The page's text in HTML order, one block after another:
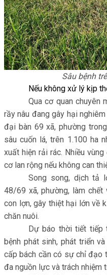
Sâu bệnh
Nếu không xử lý kịp
Qua cơ quan chuyên
rầy nâu đang gây hại
đại bàn 69 xã, phường
sâu cuốn lá, trên 1.100 ha
xuất hiện rải rác. Nhiều
cơ lan rộng nếu không can
Song song, dịch tả
48/69 xã, phường, làm
con lợn, gây thiệt hại lớn về
chăn nuôi.
Dự báo thời tiết tiếp
bệnh phát sinh, phát triển
cấp bách cần có sự chỉ đạo
đa nguồn lực và trách nhiệm